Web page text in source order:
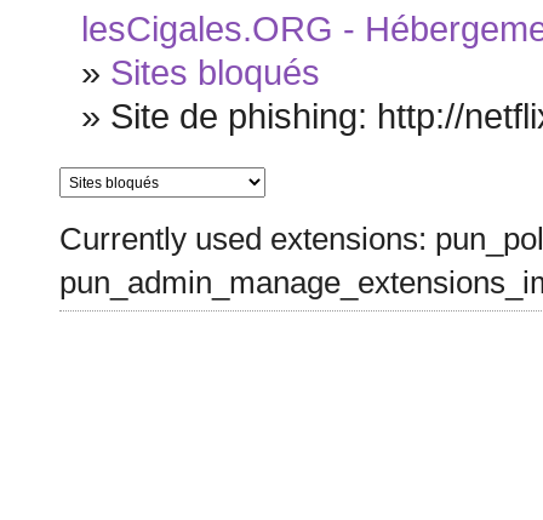
lesCigales.ORG -
» Sites bloqués
» Site de phishing: http://
Currently used extensions: